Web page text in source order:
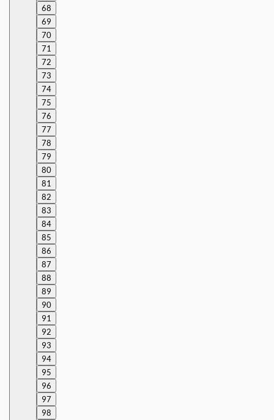
68
69
70
71
72
73
74
75
76
77
78
79
80
81
82
83
84
85
86
87
88
89
90
91
92
93
94
95
96
97
98